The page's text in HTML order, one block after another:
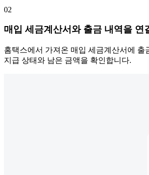
02
매입 세금계산서와 출금 내역을 연
홈택스에서 가져온 매입 세금계산서에 출
지급 상태와 남은 금액을 확인합니다.